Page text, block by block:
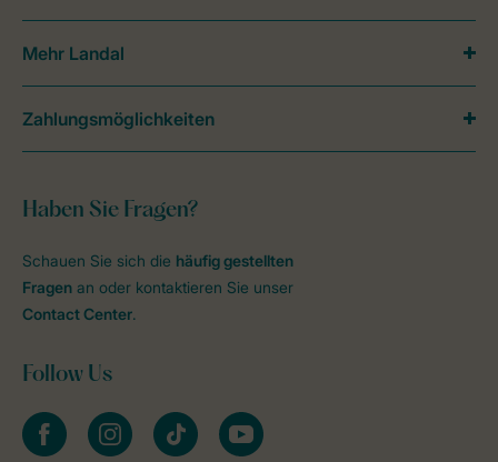
Haben Sie Fragen?
Schauen Sie sich die häufig gestellten
Fragen an oder kontaktieren Sie unser
Contact Center.
Follow Us
facebookinstagramtiktok youtube
Mehr Landal
Zahlungsmöglichkeiten